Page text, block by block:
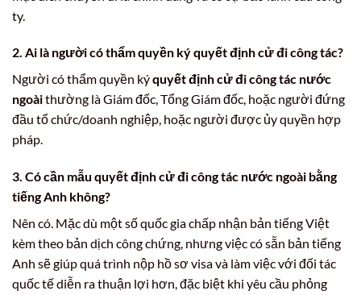
ty.
2. Ai là người có thẩm quyền kýquyết định cử đi công tác?
Người có thẩm quyền kýquyết định cử đi công tác nước
ngoàithường là Giám đốc, Tổng Giám đốc, hoặc người đứng
đầu tổ chức/doanh nghiệp, hoặc người được ủy quyền hợp
pháp.
3. Có cần mẫu quyết định cử đi công tác nước ngoài bằng
tiếng Anh không?
Nên có. Mặc dù một số quốc gia chấp nhận bản tiếng Việt
kèm theo bản dịch công chứng, nhưng việc có sẵn bản tiếng
Anh sẽ giúp quá trình nộp hồ sơ visa và làm việc với đối tác
quốc tế diễn ra thuận lợi hơn, đặc biệt khi yêu cầu phỏng